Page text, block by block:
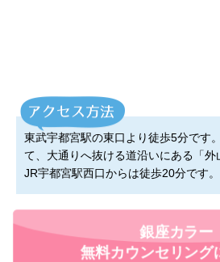
東武宇都宮駅の東口より徒歩5分です
て、大通りへ抜ける道沿いにある「外
JR宇都宮駅西口からは徒歩20分です。
銀座カラー
無料カウンセリング